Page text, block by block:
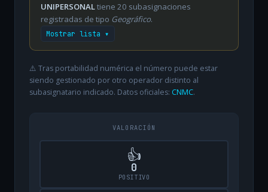
UNIPERSONALtiene 20 subasignaciones
registradas de tipo Geográfico.
Mostrar lista ▾
⚠️ Tras portabilidad numérica el número puede estar
siendo gestionado por otro operador distinto al
subasignatario indicado. Datos oficiales: CNMC.
VALORACIÓN
👍
0
POSITIVO